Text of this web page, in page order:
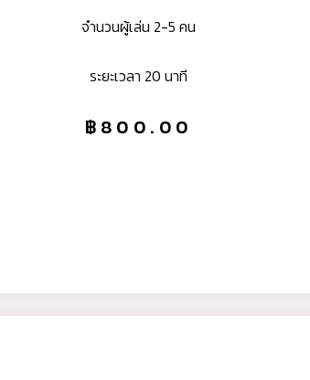
จำนวนผู้เล่น 2-5 คน
ระยะเวลา 20 นาที
฿ 800.00